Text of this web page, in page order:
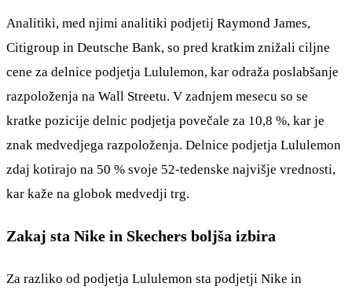
Analitiki, med njimi analitiki podjetij Raymond James,
Citigroup in Deutsche Bank, so pred kratkim znižali ciljne
cene za delnice podjetja Lululemon, kar odraža poslabšanje
razpoloženja na Wall Streetu. V zadnjem mesecu so se
kratke pozicije delnic podjetja povečale za 10,8 %, kar je
znak medvedjega razpoloženja. Delnice podjetja Lululemon
zdaj kotirajo na 50 % svoje 52-tedenske najvišje vrednosti,
kar kaže na globok medvedji trg.
Zakaj sta Nike in Skechers boljša izbira
Za razliko od podjetja Lululemon sta podjetji Nike in